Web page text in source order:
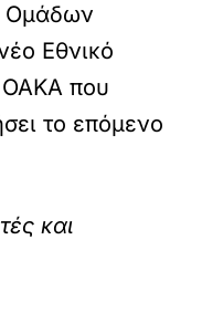
Ομάδων
Εθνικό
ΟΑΚΑ που
το επόμενο
και